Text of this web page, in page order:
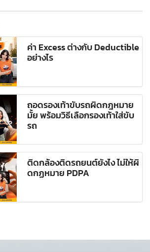
ค่า Excess ต่างกับ Deductible
อย่างไร
ถอดรองเท้าขับรถผิดกฎหมาย
มั้ย พร้อมวิธีเลือกรองเท้าใส่ขับ
รถ
ติดกล้องติดรถยนต์ยังไง ไม่ให้ผิ
ดกฏหมาย PDPA